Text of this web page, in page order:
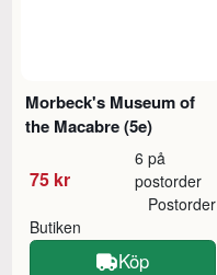
Morbeck's Museum of
the Macabre (5e)
75 kr
6 på
postorder
Butiken
Postorder
Köp